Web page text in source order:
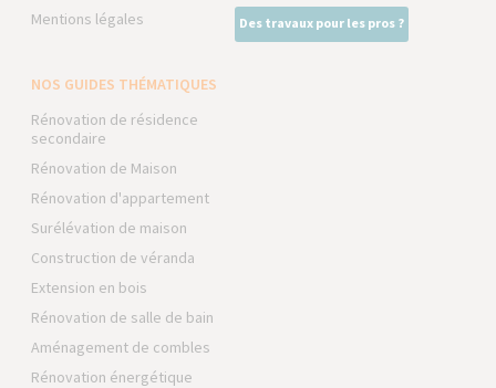
Mentions légales
Des travaux pour les pros ?
NOS GUIDES THÉMATIQUES
Rénovation de résidence
secondaire
Rénovation de Maison
Rénovation d'appartement
Surélévation de maison
Construction de véranda
Extension en bois
Rénovation de salle de bain
Aménagement de combles
Rénovation énergétique